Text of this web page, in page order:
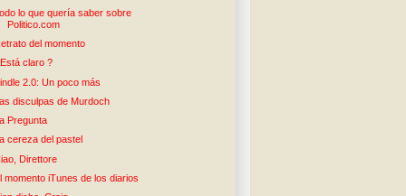
lo que quería saber sobre
Politico.com
del momento
claro ?
2.0: Un poco más
disculpas de Murdoch
Pregunta
La cereza del pastel
Direttore
momento iTunes de los diarios